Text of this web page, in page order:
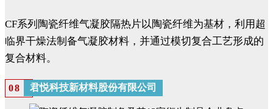
CF系列陶瓷纤维气凝胶隔热片以陶瓷纤维为基材，利用超
临界干燥法制备气凝胶材料，并通过模切复合工艺形成的
复合材料。
08 君悦科技新材料股份有限公司